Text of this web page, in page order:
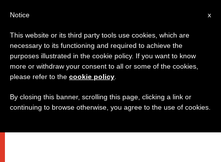
x
Notice
This website or its third party tools use cookies, which are
necessary to its functioning and required to achieve the
purposes illustrated in the cookie policy. If you want to know
more or withdraw your consent to all or some of the cookies,
please refer to the cookie policy
By closing this banner, scrolling this page, clicking a link or
continuing to browse otherwise, you agree to the use of cookies.